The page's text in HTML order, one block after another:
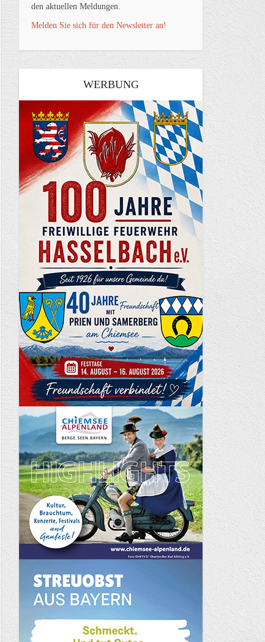
den aktuellen Meldungen.
Melden Sie sich für den Newsletter an!
WERBUNG